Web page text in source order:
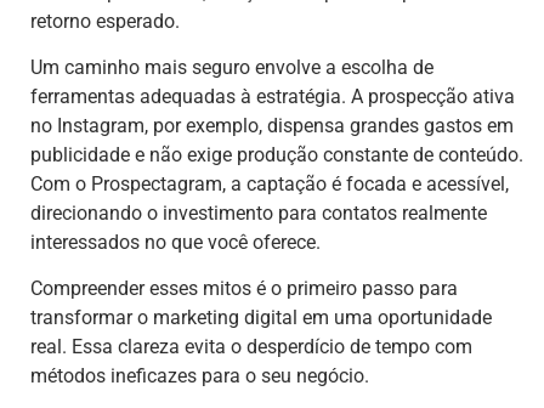
retorno esperado.
Um caminho mais seguro envolve a escolha de
ferramentas adequadas à estratégia. A prospecção ativa
no Instagram, por exemplo, dispensa grandes gastos em
publicidade e não exige produção constante de conteúdo.
Com o Prospectagram, a captação é focada e acessível,
direcionando o investimento para contatos realmente
interessados no que você oferece.
Compreender esses mitos é o primeiro passo para
transformar o marketing digital em uma oportunidade
real. Essa clareza evita o desperdício de tempo com
métodos ineficazes para o seu negócio.